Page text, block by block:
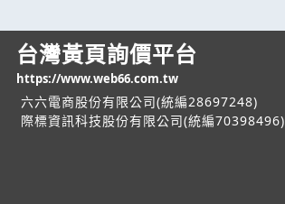
台灣黃頁詢價平台
https://www.web66.com.tw
六六電商股份有限公司(統編28697248)
際標資訊科技股份有限公司(統編70398496)